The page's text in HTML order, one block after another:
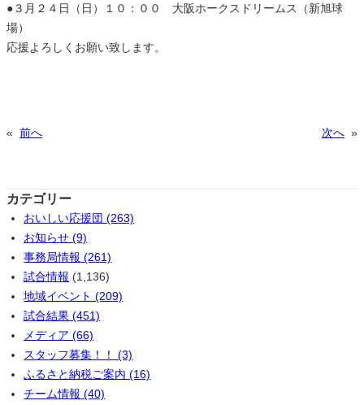
●３月２４日（日）１０：００ 大阪ホークスドリームス（新旭球
場）
応援よろしくお願い致します。
« 前へ 次へ »
カテゴリー
おいしい応援団 (263)
お知らせ (9)
事務局情報 (261)
試合情報 (1,136)
地域イベント (209)
試合結果 (451)
メディア (66)
スタッフ募集！！ (3)
ふるさと納税ご案内 (16)
チーム情報 (40)